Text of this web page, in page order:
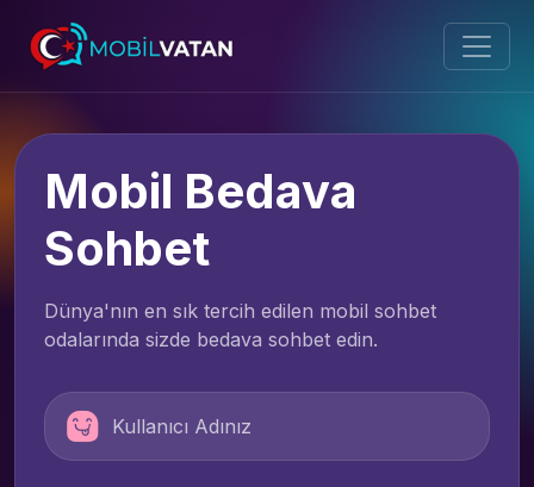
Mobil Bedava
Sohbet
Dünya'nın en sık tercih edilen mobil sohbet
odalarında sizde bedava sohbet edin.